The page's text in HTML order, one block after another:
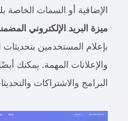
الإضافية أو السمات الخاصة
ميزة البريد الإلكتروني المضمنة
بإعلام المستخدمين بتحديثات
والإعلانات المهمة. يمكنك أيضًا
البرامج والاشتراكات والتحديثات